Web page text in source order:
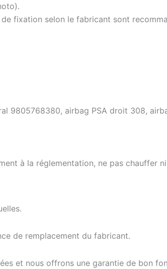
fixation selon le fabricant sont
airbag PSA droit 308,
à la réglementation, ne pas chauffer
de remplacement du fabricant.
et nous offrons une garantie de bon